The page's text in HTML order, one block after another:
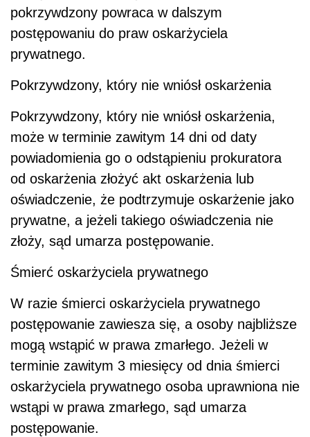
pokrzywdzony powraca w dalszym
postępowaniu do praw oskarżyciela
prywatnego.
Pokrzywdzony, który nie wniósł oskarżenia
Pokrzywdzony, który nie wniósł oskarżenia,
może w terminie zawitym 14 dni od daty
powiadomienia go o odstąpieniu prokuratora
od oskarżenia złożyć akt oskarżenia lub
oświadczenie, że podtrzymuje oskarżenie jako
prywatne, a jeżeli takiego oświadczenia nie
złoży, sąd umarza postępowanie.
Śmierć oskarżyciela prywatnego
W razie śmierci oskarżyciela prywatnego
postępowanie zawiesza się, a osoby najbliższe
mogą wstąpić w prawa zmarłego. Jeżeli w
terminie zawitym 3 miesięcy od dnia śmierci
oskarżyciela prywatnego osoba uprawniona nie
wstąpi w prawa zmarłego, sąd umarza
postępowanie.